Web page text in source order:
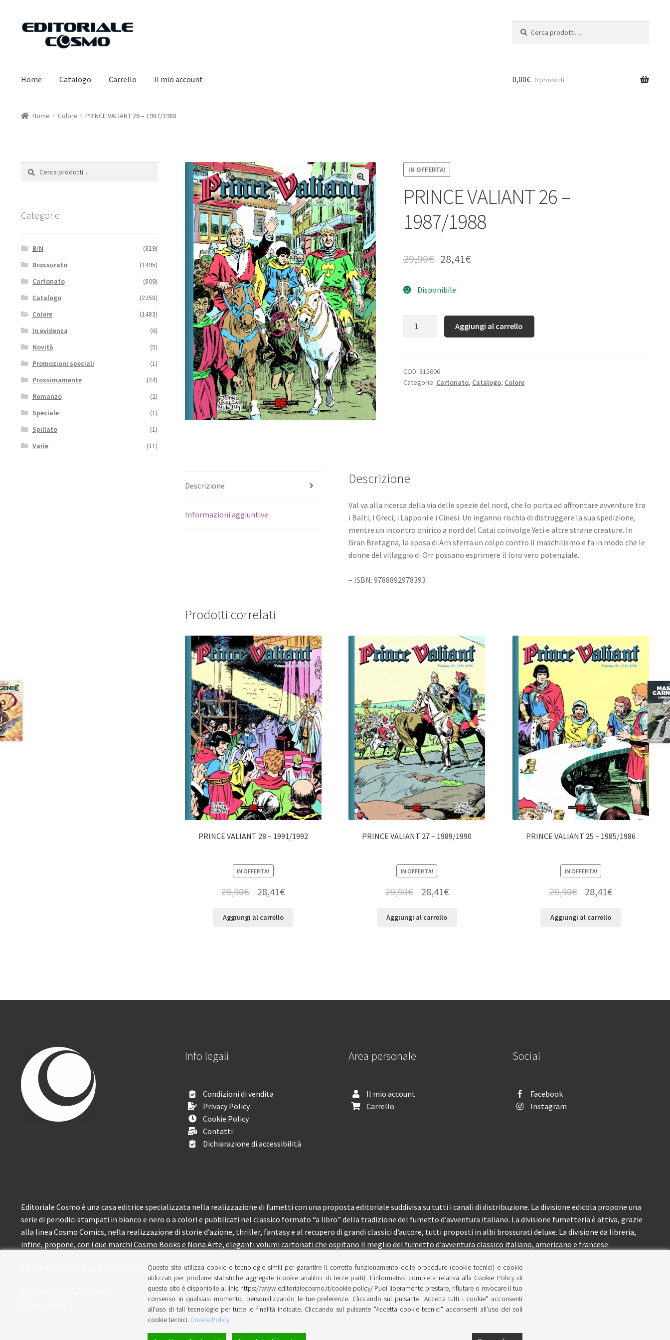
Vai
navigazione
Vai
Home Catalogo Carrello Il mio account 0,00€ 0 prodotti
Home Colore PRINCE VALIANT 26 – 1987/1988
IN OFFERTA!
PRINCE VALIANT 26 –
1987/1988
29,90€ 28,41€
Disponibile
Aggiungi al carrello
COD: 315606
Categorie: Cartonato, Catalogo, Colore
Descrizione
Informazioni aggiuntive
Descrizione
Val va alla ricerca della via delle spezie del nord, che lo porta ad affrontare avventure tra
i Balti, i Greci, i Lapponi e i Cinesi. Un inganno rischia di distruggere la sua spedizione,
mentre un incontro onirico a nord del Catai coinvolge Yeti e altre strane creature. In
Gran Bretagna, la sposa di Arn sferra un colpo contro il maschilismo e fa in modo che le
donne del villaggio di Orr possano esprimere il loro vero potenziale.
– ISBN: 9788892978393
Prodotti correlati
PRINCE VALIANT 28 – 1991/1992
IN OFFERTA!
29,90€ 28,41€
Aggiungi al carrello
PRINCE VALIANT 27 – 1989/1990
IN OFFERTA!
29,90€ 28,41€
Aggiungi al carrello
PRINCE VALIANT 25 – 1985/1986
IN OFFERTA!
29,90€ 28,41€
Aggiungi al carrello
Cerca:
Cerca
Categorie
B/N
(819)
Brossurato
(1495)
Cartonato
(809)
Catalogo
(2258)
Colore
(1483)
In evidenza
(6)
Novità
(5)
Promozioni speciali
(1)
Prossimamente
(24)
Romanzo
(2)
Speciale
(1)
Spillato
(1)
Varie
(11)
Info legali
Condizioni di vendita
Privacy Policy
Cookie Policy
Contatti
Dichiarazione di accessibilità
Area personale
Il mio account
Carrello
Social
Facebook
Instagram
Editoriale Cosmo è una casa editrice specializzata nella realizzazione di fumetti con una proposta editoriale suddivisa su tutti i canali di distribuzione. La divisione edicola propone una
serie di periodici stampati in bianco e nero o a colori e pubblicati nel classico formato “a libro” della tradizione del fumetto d’avventura italiano. La divisione fumetteria è attiva, grazie
alla linea Cosmo Comics, nella realizzazione di storie d’azione, thriller, fantasy e al recupero di grandi classici d’autore, tutti proposti in albi brossurati deluxe. La divisione da libreria,
infine, propone, con i due marchi Cosmo Books e Nona Arte, eleganti volumi cartonati che ospitano il meglio del fumetto d’avventura classico italiano, americano e francese.
Editoriale Cosmo è attiva dal 2012 e propone ai lettori circa 150 pubblicazioni l’anno.
Questo sito utilizza cookie e tecnologie simili per garantire il corretto funzionamento delle procedure (cookie tecnici) e cookie
utilizzati per produrre statistiche aggregate (cookie analitici di terze parti). L’informativa completa relativa alla Cookie Policy di
questo sito è disponibile al link: https://www.editorialecosmo.it/cookie-policy/ Puoi liberamente prestare, rifiutare o revocare il tuo
consenso in qualsiasi momento, personalizzando le tue preferenze. Cliccando sul pulsante "Accetta tutti i cookie" acconsenti
all'uso di tali tecnologie per tutte le finalità indicate. Cliccando sul pulsante "Accetta cookie tecnici" acconsenti all'uso dei soli
cookie tecnici. Cookie Policy